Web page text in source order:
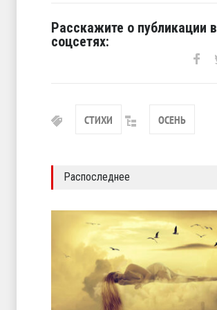
Расскажите о публикации в
соцсетях:
СТИХИ ОСЕНЬ
Распоследнее